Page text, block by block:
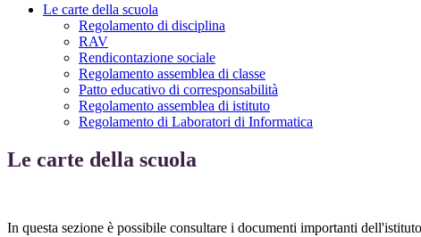
Le carte della scuola
Regolamento di disciplina
RAV
Rendicontazione sociale
Regolamento assemblea di classe
Patto educativo di corresponsabilità
Regolamento assemblea di istituto
Regolamento di Laboratori di Informatica
Le carte della scuola
In questa sezione è possibile consultare i documenti importanti